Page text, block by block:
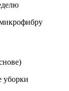
уборки